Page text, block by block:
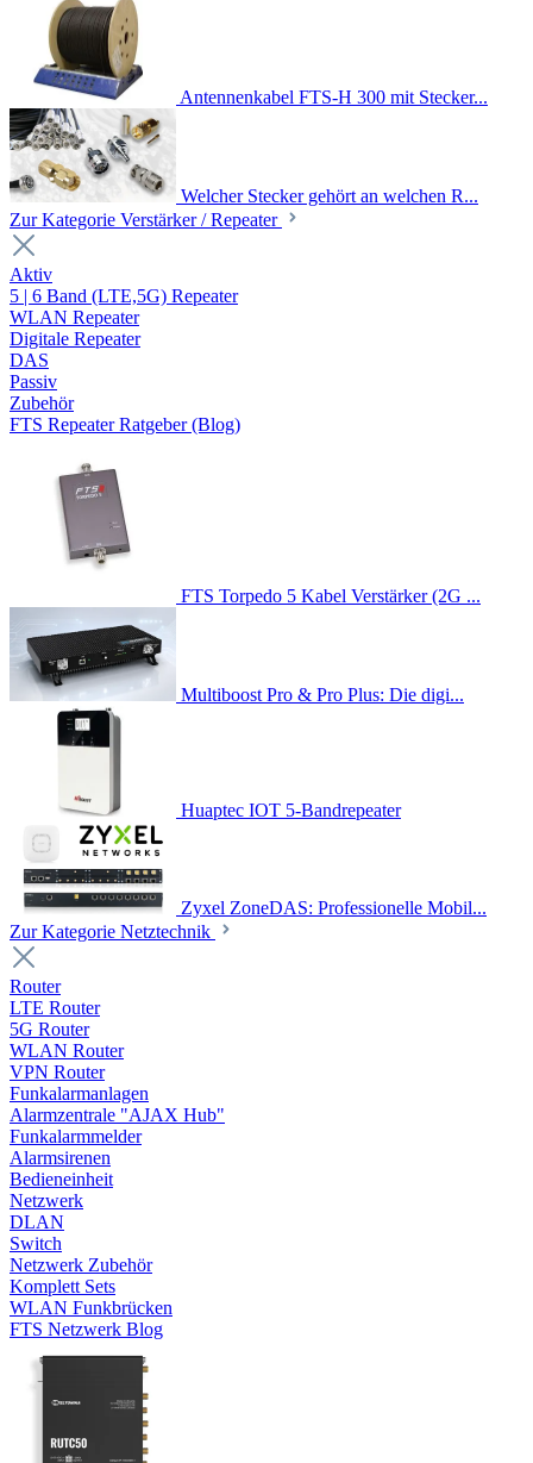
Antennenkabel FTS-H 300 mit Stecker...
Welcher Stecker gehört an welchen R...
Zur Kategorie Verstärker / Repeater
Aktiv
5 | 6 Band (LTE,5G) Repeater
WLAN Repeater
Digitale Repeater
DAS
Passiv
Zubehör
FTS Repeater Ratgeber (Blog)
FTS Torpedo 5 Kabel Verstärker (2G ...
Multiboost Pro & Pro Plus: Die digi...
Huaptec IOT 5-Bandrepeater
Zyxel ZoneDAS: Professionelle Mobil...
Zur Kategorie Netztechnik
Router
LTE Router
5G Router
WLAN Router
VPN Router
Funkalarmanlagen
Alarmzentrale "AJAX Hub"
Funkalarmmelder
Alarmsirenen
Bedieneinheit
Netzwerk
DLAN
Switch
Netzwerk Zubehör
Komplett Sets
WLAN Funkbrücken
FTS Netzwerk Blog